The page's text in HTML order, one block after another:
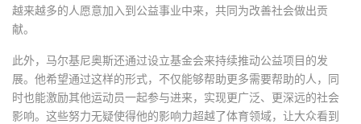
越来越多的人愿意加入到公益事业中来，共同为改善社会做出贡
献。
此外，马尔基尼奥斯还通过设立基金会来持续推动公益项目的发
展。他希望通过这样的形式，不仅能够帮助更多需要帮助的人，同
时也能激励其他运动员一起参与进来，实现更广泛、更深远的社会
影响。这些努力无疑使得他的影响力超越了体育领域，让大众看到